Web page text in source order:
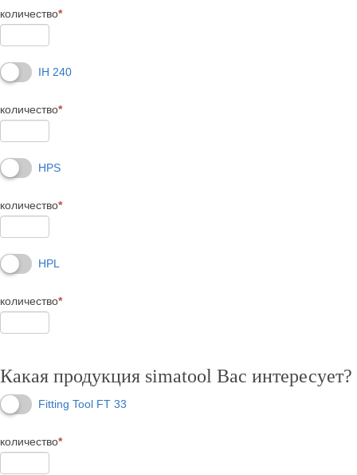
количество*
IH 240
количество*
HPS
количество*
HPL
количество*
Какая продукция simatool Вас интересует?
Fitting Tool FT 33
количество*